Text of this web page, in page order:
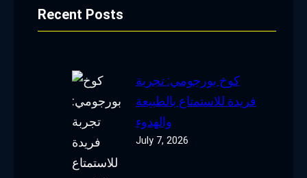
Recent Posts
كوخ بورجومي: تجربة
فريدة للاستمتاع بالطبيعة
والهدوء
July 7, 2026